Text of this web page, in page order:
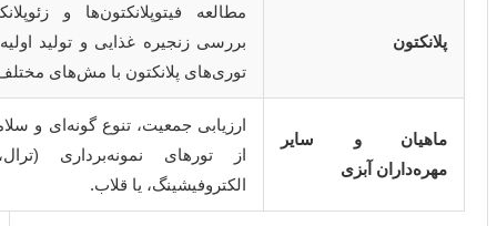
مطالعه فیتوپلانکتون‌ها و زئوپلانکتون‌ها برای
بررسی زنجیره غذایی و تولید اولیه. استفاده از
توری‌های پلانکتون با مش‌های مختلف.
و سایر
آبزی
ارزیابی جمعیت، تنوع گونه‌ای و سلامت. استفاده
از تورهای نمونه‌برداری (ترال، آبششی)،
الکتروفیشینگ، یا قلاب.